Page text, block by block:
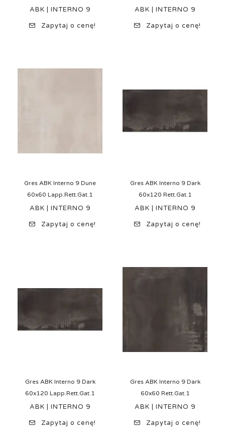
ABK | INTERNO 9
Zapytaj o cenę!
ABK | INTERNO 9
Zapytaj o cenę!
Gres ABK Interno 9 Dune
60x60 Lapp.Rett.Gat.1
ABK | INTERNO 9
Zapytaj o cenę!
Gres ABK Interno 9 Dark
60x120 Rett.Gat.1
ABK | INTERNO 9
Zapytaj o cenę!
Gres ABK Interno 9 Dark
60x120 Lapp.Rett.Gat.1
ABK | INTERNO 9
Zapytaj o cenę!
Gres ABK Interno 9 Dark
60x60 Rett.Gat.1
ABK | INTERNO 9
Zapytaj o cenę!